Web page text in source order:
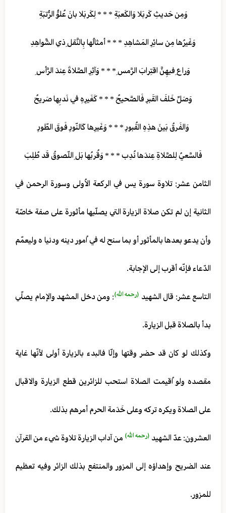
وَمِن حَديثِ كَربَلا وَالكَعبَة‌ِ * * * لِكَربَلا بانَ عُلوُّ الرُّتبَةِ
وَغَيرُها مِن سائِرِ المَشاهِدِ * * * أمثالُها بِالنَّقلِ ذي الشَّواهِدِ
وَراعِ فيهِنَّ اقتِرابَ الرَّمس‌ِ * * * وَآثِرِ الصَّلاةَ عِندَ الرَّأسِ
وَصَلِّ خَلفَ القَبرِ فَالصَّحيح‌ُ * * * كَغَيرِهِ في نَدبِها صَريحُ
وَالفَرقُ بَينَ هذِهِ القُبورِ * * * وَغَيرِها كَالنّورِ فَوقَ الطّورِ
فَالسَّعيُ لِلصَّلاةِ عِندَها نُدِب‌ * * * وَقُربُها بَلِ اللّصوقُ قَد طُلِبَ
الثامن عشر: تلاوة سورة يس في الركعة الاُولى وسورة الرحمن في
الثانية إن لم تكن صلاة الزيارة التي يصلّيها مأثورة على صفة خاصّة
وأن يدعو بعدها بالمأثور أو بما سنح له في اُمور دينه ودنيا ه وليعمّم
الدّعاء فإنّه أقرب إلى الإجابة.
التاسع عشر: قال الشهيد (رحمه الله): ومن دخل المشهد والإمام يصلّي
بدأ بالصلاة قبل الزيارة.
وكذلك لو كان قد حضر وقتها وإلّا فالبدء بالزيارة أولى لأنّها غاية
مقصده ولو اُقيمت الصلاة استحب للزائرين قطع الزيارة والاقبال
على الصلاة ويكره تركه وعلى خَدَمة الحرم أمرهم بذلك.
العشرون: عدّ الشهيد (رحمه الله) من آداب الزيارة تلاوة شيء من القرآن
عند الضريح وإهداؤه إلى المزور والمنتفع بذلك الزائر وفيه تعظيم
للمزور.